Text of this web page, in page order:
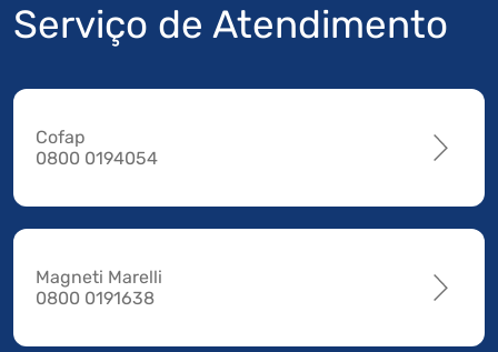
Serviço de Atendimento
Cofap
0800 0194054
Magneti Marelli
0800 0191638